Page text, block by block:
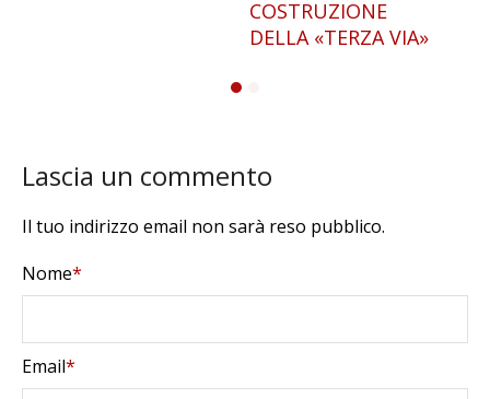
Lascia un commento
Il tuo indirizzo email non sarà reso pubblico.
Nome*
Email*